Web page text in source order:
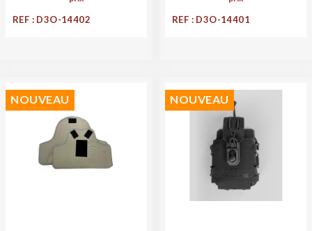
REF : D3O-14402 REF : D3O-14401
NOUVEAU NOUVEAU